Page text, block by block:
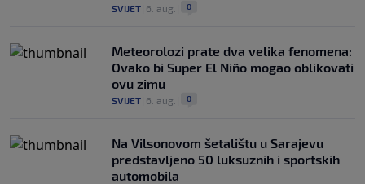
SVIJET 6. aug. 0
Meteorolozi prate dva velika fenomena:
Ovako bi Super El Niño mogao oblikovati
ovu zimu
SVIJET 6. aug. 0
Na Vilsonovom šetalištu u Sarajevu
predstavljeno 50 luksuznih i sportskih
automobila